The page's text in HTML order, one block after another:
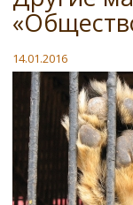
14.01.2016